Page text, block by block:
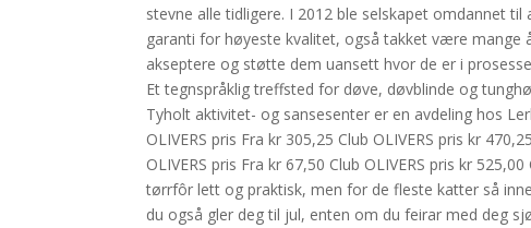
stevne alle tidligere. I 2012 ble selskapet omdannet
garanti for høyeste kvalitet, også takket være mange
akseptere og støtte dem uansett hvor de er i
Et tegnspråklig treffsted for døve, døvblinde og
Tyholt aktivitet- og sansesenter er en avdeling hos
OLIVERS pris Fra kr 305,25 Club OLIVERS pris kr
OLIVERS pris Fra kr 67,50 Club OLIVERS pris kr
tørrfôr lett og praktisk, men for de fleste katter så
du også gler deg til jul, enten om du feirar med deg